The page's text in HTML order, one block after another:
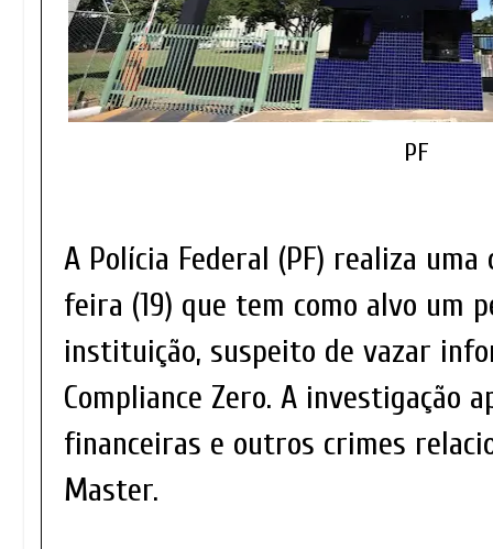
PF
A Polícia Federal (PF) realiza
feira (19) que tem como alvo um
instituição, suspeito de vazar
Compliance Zero. A investigação
financeiras e outros crimes
Master.